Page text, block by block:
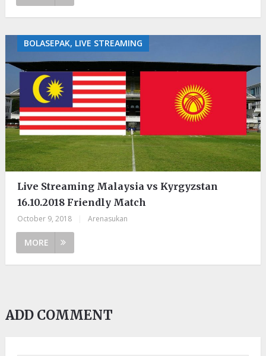
BOLASEPAK, LIVE STREAMING
Live Streaming Malaysia vs Kyrgyzstan
16.10.2018 Friendly Match
October 9, 2018 Arenasukan
MORE
ADD COMMENT